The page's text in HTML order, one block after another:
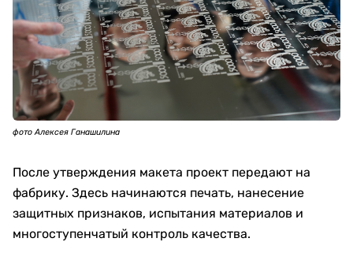
фото Алексея Ганашилина
После утверждения макета проект передают на
фабрику. Здесь начинаются печать, нанесение
защитных признаков, испытания материалов и
многоступенчатый контроль качества.